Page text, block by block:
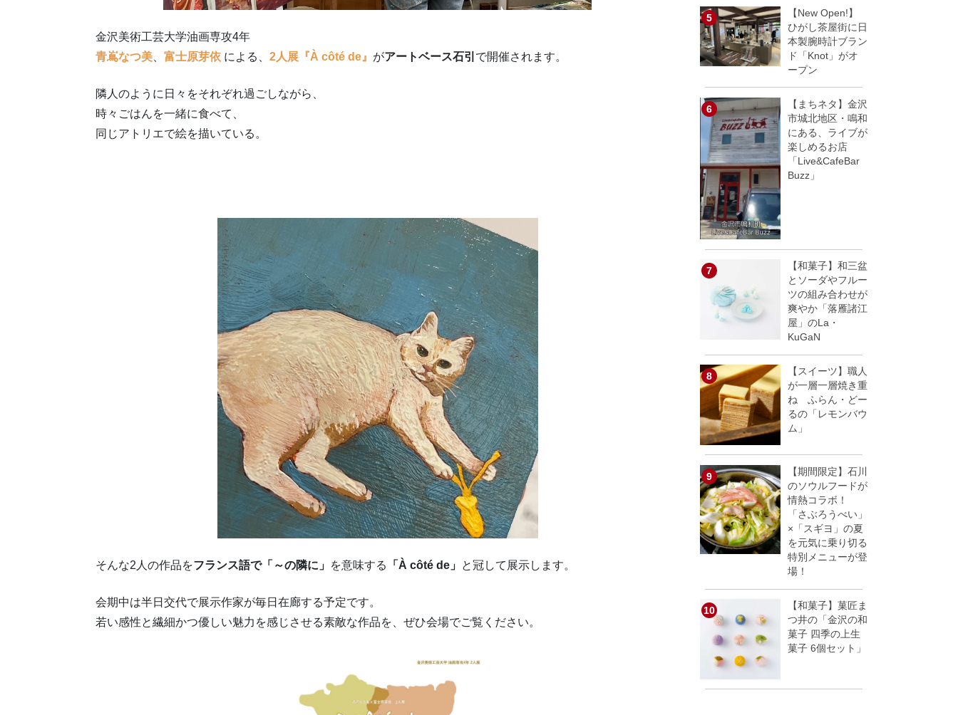
金沢美術工芸大学油画専攻4年
青嶌なつ美
富士原芽依 による、 2人展『À côté de』 がアートベース石引 で開催されます。
隣人のように日々をそれぞれ過ごしながら、
時々ごはんを一緒に食べて、
同じアトリエで絵を描いている。
そんな2人の作品をフランス語で「～の隣に」 を意味する 「À côté de」 と冠して展示します。
会期中は半日交代で展示作家が毎日在廊する予定です。
若い感性と繊細かつ優しい魅力を感じさせる素敵な作品を、ぜひ会場でご覧ください。
【New Open!】
ひがし茶屋街に日
本製腕時計ブラン
ド「Knot」がオ
ープン
【まちネタ】金沢
市城北地区・鳴和
にある、ライブが
楽しめるお店
「Live&CafeBar
Buzz」
【和菓子】和三盆
とソーダやフルー
ツの組み合わせが
爽やか「落雁諸江
屋」のLa・
KuGaN
【スイーツ】職人
が一層一層焼き重
ね ふらん・どー
るの「レモンバウ
ム」
【期間限定】石川
のソウルフードが
情熱コラボ！
「さぶろうべい」
×「スギヨ」の夏
を元気に乗り切る
特別メニューが登
場！
【和菓子】菓匠ま
つ井の「金沢の和
菓子 四季の上生
菓子 6個セット」